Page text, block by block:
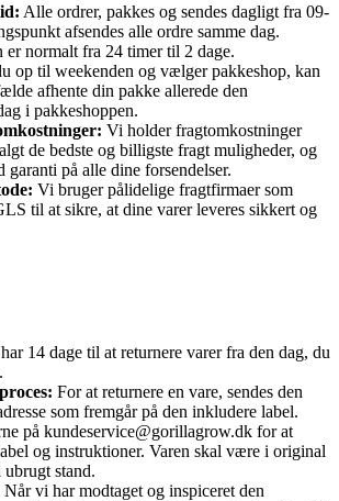
Alle ordrer, pakkes og sendes dagligt fra 09-
afsendes alle ordre samme dag.
er normalt fra 24 timer til 2 dage.
op til weekenden og vælger pakkeshop, kan
afhente din pakke allerede den
i pakkeshoppen.
Vi holder fragtomkostninger
de bedste og billigste fragt muligheder, og
garanti på alle dine forsendelser.
Vi bruger pålidelige fragtfirmaer som
til at sikre, at dine varer leveres sikkert og
14 dage til at returnere varer fra den dag, du
For at returnere en vare, sendes den
som fremgår på den inkludere label.
på kundeservice@gorillagrow.dk for at
og instruktioner. Varen skal være i original
stand.
Når vi har modtaget og inspiceret den